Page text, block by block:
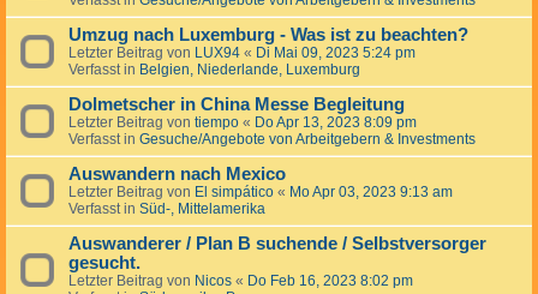
Umzug nach Luxemburg - Was ist zu beachten?
Letzter Beitrag von LUX94 « Di Mai 09, 2023 5:24 pm
Verfasst in Belgien, Niederlande, Luxemburg
Dolmetscher in China Messe Begleitung
Letzter Beitrag von tiempo « Do Apr 13, 2023 8:09 pm
Verfasst in Gesuche/Angebote von Arbeitgebern & Investments
Auswandern nach Mexico
Letzter Beitrag von El simpático « Mo Apr 03, 2023 9:13 am
Verfasst in Süd-, Mittelamerika
Auswanderer / Plan B suchende / Selbstversorger
gesucht.
Letzter Beitrag von Nicos « Do Feb 16, 2023 8:02 pm